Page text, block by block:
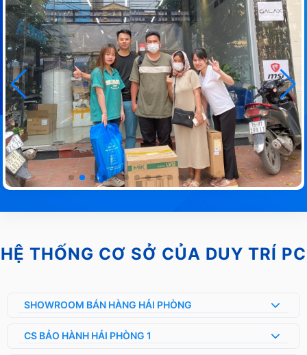
HỆ THỐNG CƠ SỞ CỦA DUY TRÍ PC
SHOWROOM BÁN HÀNG HẢI PHÒNG
CS BẢO HÀNH HẢI PHÒNG 1